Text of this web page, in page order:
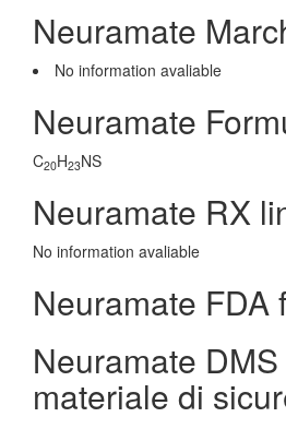
Neuramate
No information avaliable
Neuramate
C20H23NS
Neuramate RX
No information avaliable
Neuramate FDA
Neuramate
materiale di